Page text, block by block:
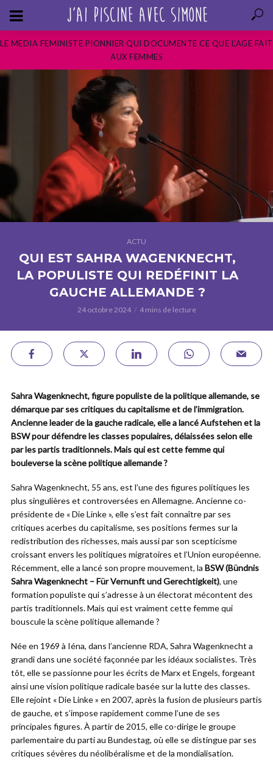
LE MEDIA FEMINISTE PIONNIER QUI DOCUMENTE CE QUE L’AGE FAIT
AUX FEMMES
ACTU
QUI EST SAHRA WAGENKNECHT,
LA POPULISTE QUI REDÉFINIT LA
GAUCHE ALLEMANDE ?
24 octobre 2024 4 mins de lecture
Sahra Wagenknecht, figure populiste de la politique allemande, se
démarque par ses critiques du capitalisme et de l’immigration.
Ancienne leader de la gauche radicale, elle a lancé Aufstehen et la
BSW pour défendre les classes populaires, délaissées selon elle
par les partis traditionnels. Mais qui est cette femme qui
bouleverse la scène politique allemande ?
Sahra Wagenknecht, 55 ans, est l’une des figures politiques les
plus singulières et controversées en Allemagne. Ancienne co-
présidente de « Die Linke », elle s’est fait connaître par ses
critiques acerbes du capitalisme, ses positions fermes sur la
redistribution des richesses, mais aussi par son scepticisme
croissant envers les politiques migratoires et l’Union européenne.
Récemment, elle a lancé son propre mouvement, la BSW (Bündnis
Sahra Wagenknecht – Für Vernunft und Gerechtigkeit), une
formation populiste qui s’adresse à un électorat mécontent des
partis traditionnels. Mais qui est vraiment cette femme qui
bouscule la scène politique allemande ?
Née en 1969 à Iéna, dans l’ancienne RDA, Sahra Wagenknecht a
grandi dans une société façonnée par les idéaux socialistes. Très
tôt, elle se passionne pour les écrits de Marx et Engels, forgeant
ainsi une vision politique radicale basée sur la lutte des classes.
Elle rejoint « Die Linke » en 2007, après la fusion de plusieurs partis
de gauche, et s’impose rapidement comme l’une de ses
principales figures. À partir de 2015, elle co-dirige le groupe
parlementaire du parti au Bundestag, où elle se distingue par ses
critiques sévères du néolibéralisme et de la mondialisation.